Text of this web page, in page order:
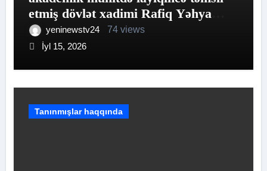
etmiş dövlət xadimi Rafiq Yəhya
oğlu Əliyev
yeninewstv24
74 views
İyl 15, 2026
Tanınmışlar haqqında